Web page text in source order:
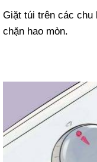
Giặt túi trên các chu
chặn hao mòn.